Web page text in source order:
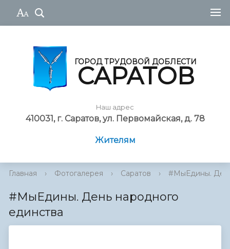
ГОРОД ТРУДОВОЙ ДОБЛЕСТИ
САРАТОВ
Наш адрес
410031, г. Саратов, ул. Первомайская, д. 78
Жителям
Главная › Фотогалерея › Саратов › #МыЕдины.
#МыЕдины. День народного
единства